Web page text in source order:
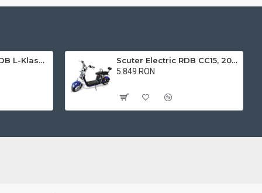
Triciclu electric RDB L-Klass4 fara permis, 1350W, 25 km/h
Scuter Electric RDB CC15, 2000W, fara permis, 25km/h
5.849 RON